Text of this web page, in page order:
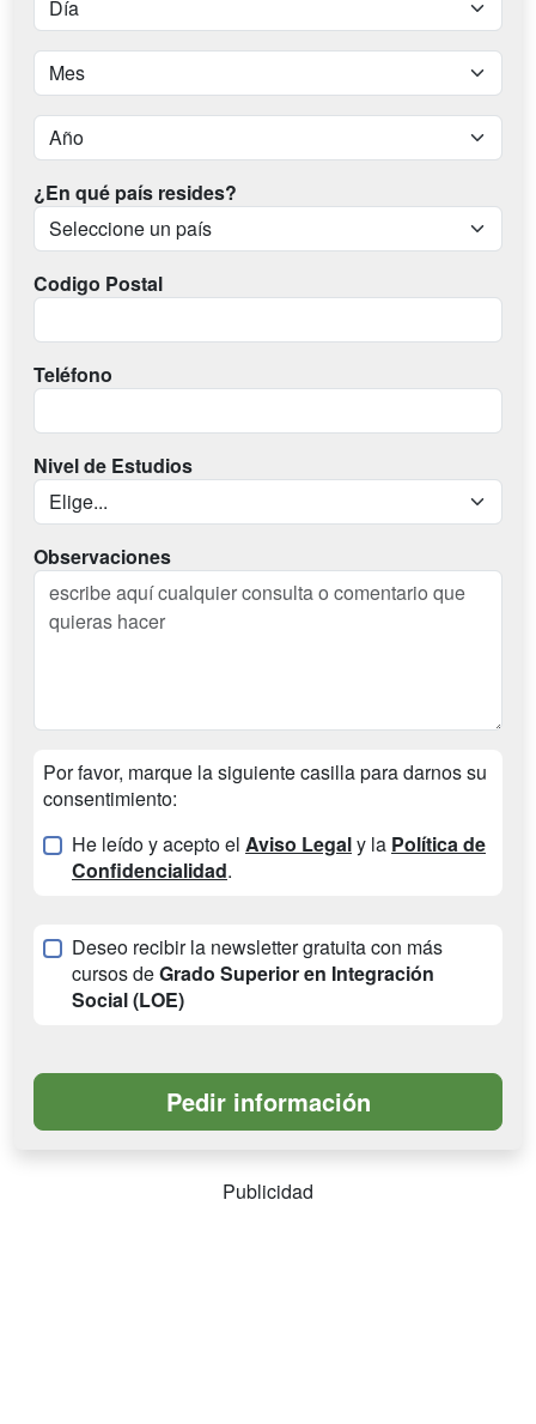
¿En qué país resides?
Codigo Postal
Teléfono
Nivel de Estudios
Observaciones
Por favor, marque la siguiente casilla para darnos su
consentimiento:
He leído y acepto el Aviso Legaly la Política de
Confidencialidad.
Deseo recibir la newsletter gratuita con más
cursos deGrado Superior en Integración
Social (LOE)
Publicidad